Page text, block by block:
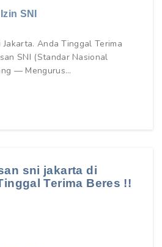
SNI
Anda Tinggal Terima
SNI (Standar Nasional
— Mengurus…
sni jakarta di
Terima Beres !!